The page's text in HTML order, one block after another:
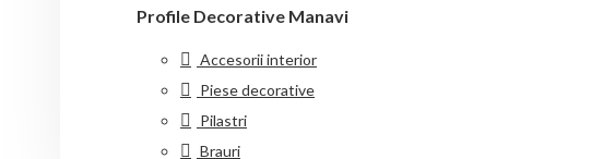
Profile Decorative Manavi
Accesorii interior
Piese decorative
Pilastri
Brauri
Parchet din lemn provenit din păduri exploatate responsabil din surse sustenabile.